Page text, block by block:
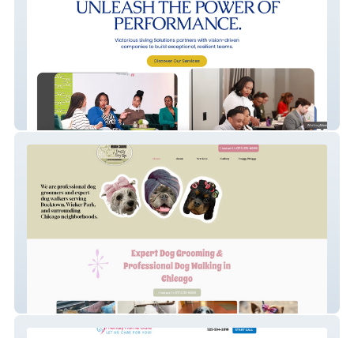
Victorious Living Solutions
Urban Canine